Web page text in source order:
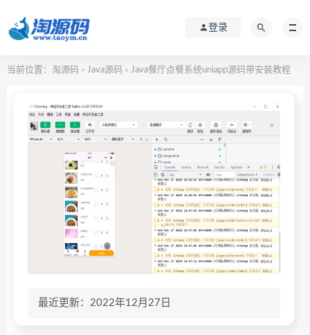
登录
当前位置： 淘源码 > Java源码 > Java餐厅点餐系统uniapp源码带安装教程
最近更新：2022年12月27日